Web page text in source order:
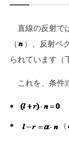
直線の反射で
（
）、反射ベ
られています（
これを、条件
（